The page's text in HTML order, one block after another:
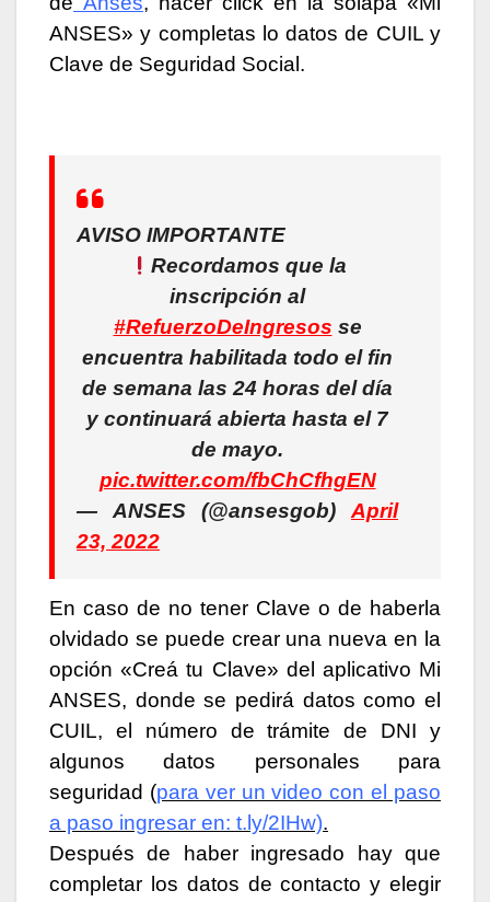
ANSES» y completas lo datos de CUIL y
Clave de Seguridad Social.
AVISO IMPORTANTE
Recordamos que la
inscripción al
#RefuerzoDeIngresos se
encuentra habilitada todo el fin
de semana las 24 horas del día
y continuará abierta hasta el 7
de mayo.
pic.twitter.com/fbChCfhgEN
— ANSES (@ansesgob)April
23, 2022
En caso de no tener Clave o de haberla
olvidado se puede crear una nueva en la
opción «Creá tu Clave» del aplicativo Mi
ANSES, donde se pedirá datos como el
CUIL, el número de trámite de DNI y
algunos datos personales para
seguridad (para ver un video con el paso
a paso ingresar en: t.ly/2IHw).
Después de haber ingresado hay que
completar los datos de contacto y elegir